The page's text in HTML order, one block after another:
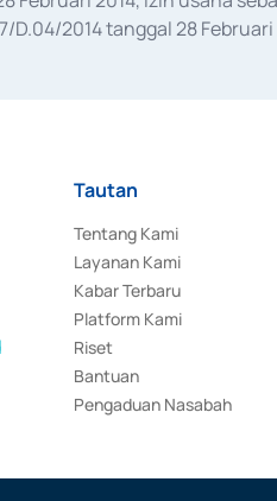
D.04/2014 tanggal 28
Tautan
Tentang Kami
Layanan Kami
Kabar Terbaru
Platform Kami
Riset
Bantuan
Pengaduan Nasabah